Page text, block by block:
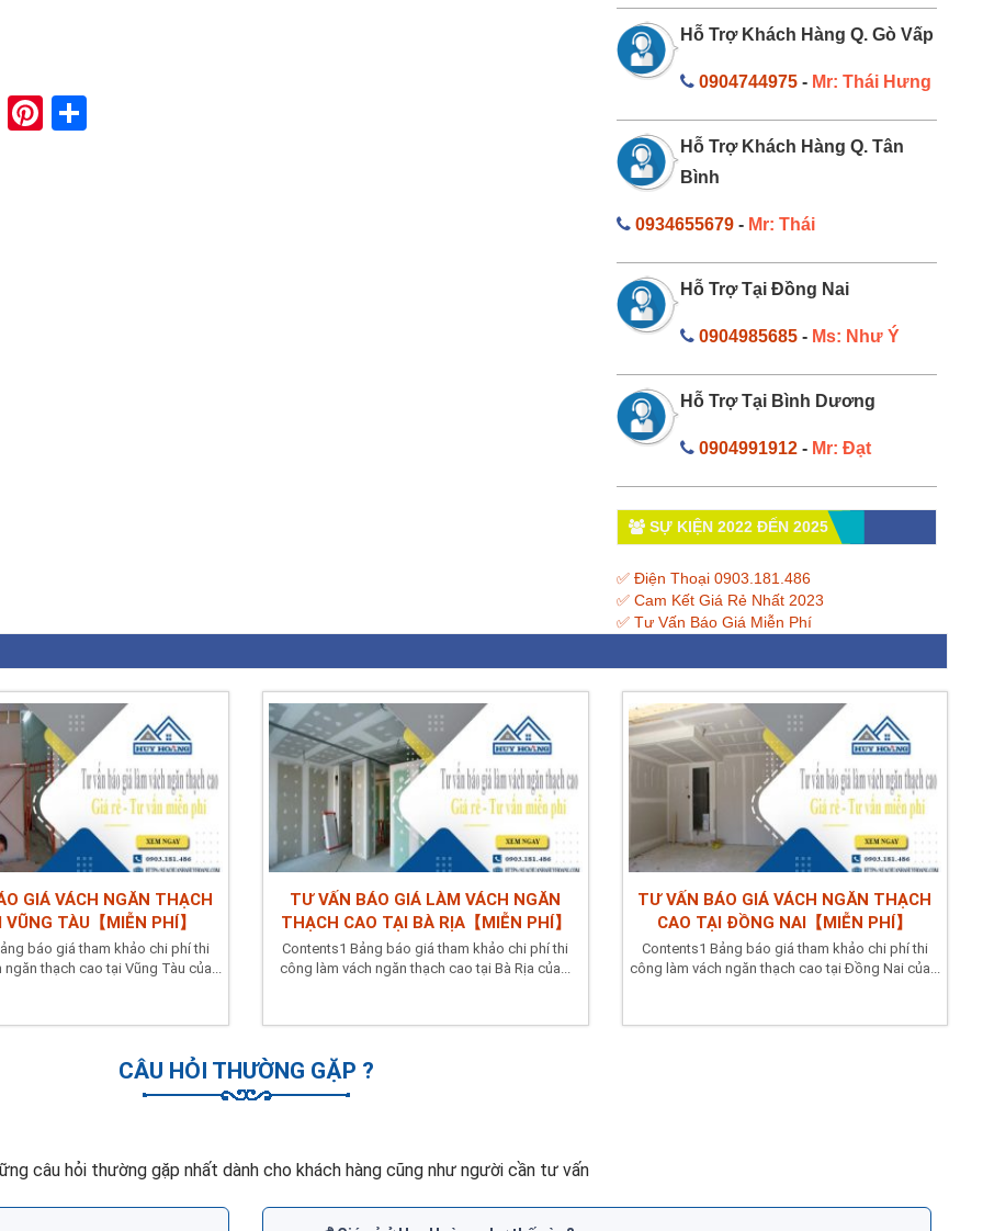
XINGPinterest
Hỗ Trợ Khách Hàng Q. Gò Vấp
0904744975 - Mr: Thái Hưng
Hỗ Trợ Khách Hàng Q. Tân
Bình
0934655679- Mr: Thái
Hỗ Trợ Tại Đồng Nai
0904985685 - Ms: Như Ý
Hỗ Trợ Tại Bình Dương
0904991912 - Mr: Đạt
SỰ KIỆN 2022 ĐẾN 2025
✅ Điện Thoại 0903.181.486
✅ Cam Kết Giá Rẻ Nhất 2023
✅ Tư Vấn Báo Giá Miễn Phí
GIÁ VÁCH NGĂN THẠCH
TÀU【MIỄN PHÍ】
báo giá tham khảo chi phí thi
thạch cao tại Vũng Tàu của...
TƯ VẤN BÁO GIÁ LÀM VÁCH NGĂN
THẠCH CAO TẠI BÀ RỊA【MIỄN PHÍ】
Contents1 Bảng báo giá tham khảo chi phí thi
công làm vách ngăn thạch cao tại Bà Rịa của...
TƯ VẤN BÁO GIÁ VÁCH NGĂN THẠCH
CAO TẠI ĐỒNG NAI【MIỄN PHÍ】
Contents1 Bảng báo giá tham khảo chi phí thi
công làm vách ngăn thạch cao tại Đồng Nai của...
CÂU HỎI THƯỜNG GẶP ?
câu hỏi thường gặp nhất dành cho khách hàng cũng như người cần tư vấn